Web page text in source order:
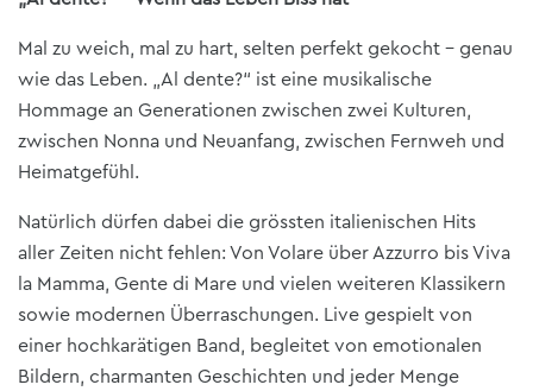
Mal zu weich, mal zu hart, selten perfekt gekocht – genau
wie das Leben. „Al dente?“ ist eine musikalische
Hommage an Generationen zwischen zwei Kulturen,
zwischen Nonna und Neuanfang, zwischen Fernweh und
Heimatgefühl.
Natürlich dürfen dabei die grössten italienischen Hits
aller Zeiten nicht fehlen: Von Volare über Azzurro bis Viva
la Mamma, Gente di Mare und vielen weiteren Klassikern
sowie modernen Überraschungen. Live gespielt von
einer hochkarätigen Band, begleitet von emotionalen
Bildern, charmanten Geschichten und jeder Menge